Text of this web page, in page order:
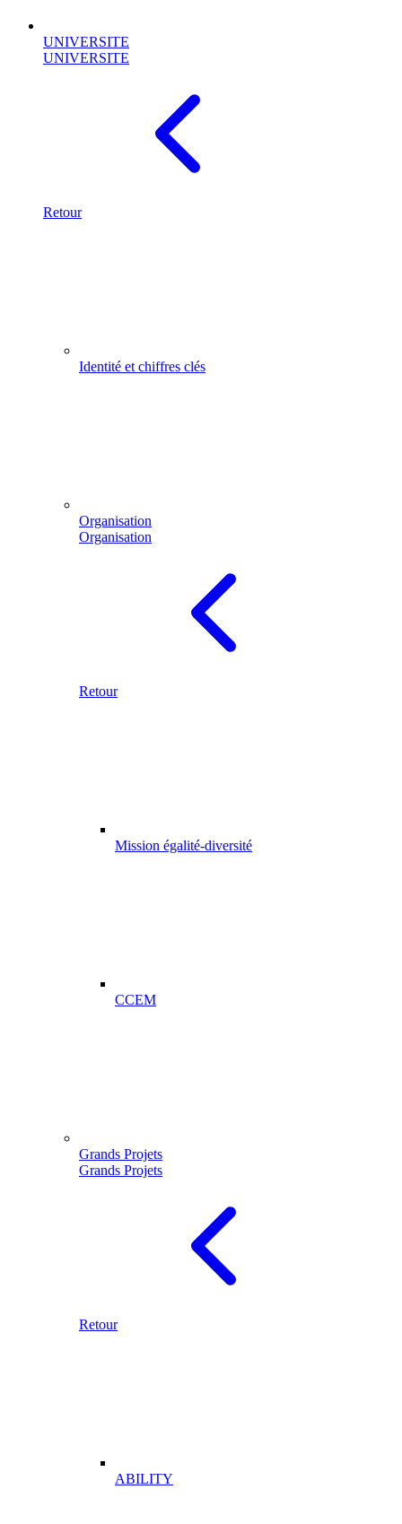
UNIVERSITE
UNIVERSITE
Retour
Identité et chiffres clés
Organisation
Organisation
Retour
Mission égalité-diversité
CCEM
Grands Projets
Grands Projets
Retour
ABILITY